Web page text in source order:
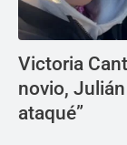
Victoria
novio,
ataqué”